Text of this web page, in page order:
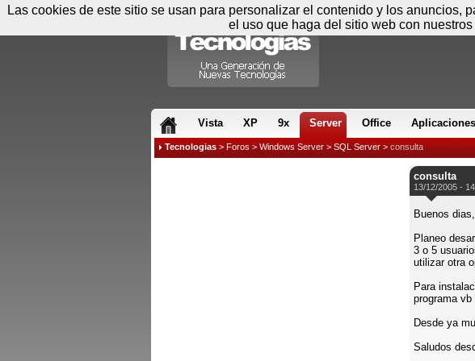
Vista XP 9x Server Office Aplicaciones
Tecnologias > Foros > Windows Server > SQL Server > consulta
consulta
13/12/2005 -
Buenos dias,
Planeo
3 o 5
utilizar otra
Para
programa vb
Desde ya
Saludos
Las cookies de este sitio se usan para personalizar el contenido y los anuncios,
el uso que haga del sitio web con